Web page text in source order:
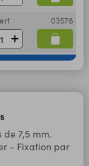
03578
de 7,5 mm.
- Fixation par